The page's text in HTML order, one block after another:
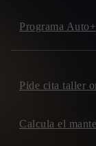
Programa Auto+
Pide cita taller
Calcula el